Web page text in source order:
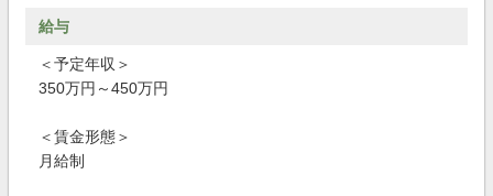
給与
＜予定年収＞
350万円～450万円
＜賃金形態＞
月給制